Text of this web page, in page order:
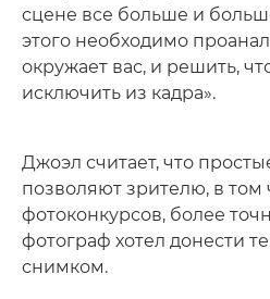
сцене все больше и
этого необходимо
окружает вас, и решить,
исключить из кадра».
Джоэл считает, что
позволяют зрителю, в
фотоконкурсов, более
фотограф хотел донести
снимком.